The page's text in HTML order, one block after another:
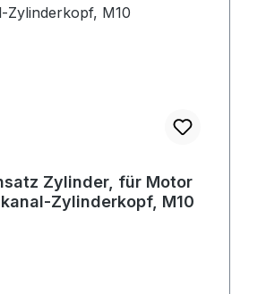
Zylinder, für Motor
Zylinderkopf, M10